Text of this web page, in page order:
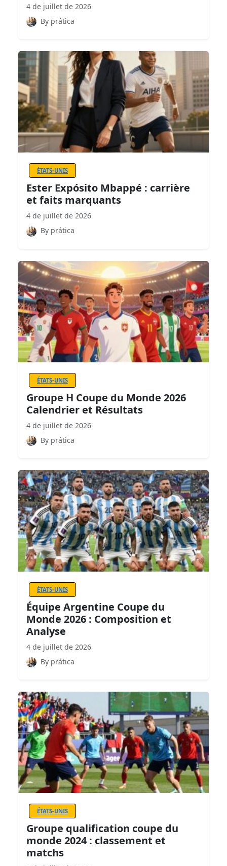
4 de juillet de 2026
By prática
ÉTATS-UNIS
Ester Expósito Mbappé : carrière
et faits marquants
4 de juillet de 2026
By prática
ÉTATS-UNIS
Groupe H Coupe du Monde 2026
Calendrier et Résultats
4 de juillet de 2026
By prática
ÉTATS-UNIS
Équipe Argentine Coupe du
Monde 2026 : Composition et
Analyse
4 de juillet de 2026
By prática
ÉTATS-UNIS
Groupe qualification coupe du
monde 2024 : classement et
matchs